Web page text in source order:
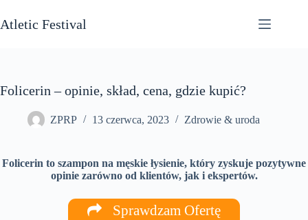
do
treści
Atletic Festival
Folicerin – opinie, skład, cena, gdzie kupić?
ZPRP 13 czerwca, 2023 Zdrowie & uroda
Folicerin to szampon na męskie łysienie, który zyskuje pozytywne
opinie zarówno od klientów, jak i ekspertów.
Sprawdzam Ofertę